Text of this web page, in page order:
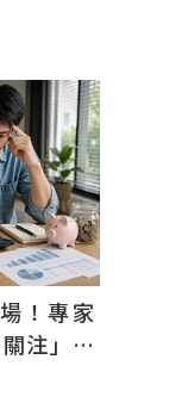
！專家
注」：